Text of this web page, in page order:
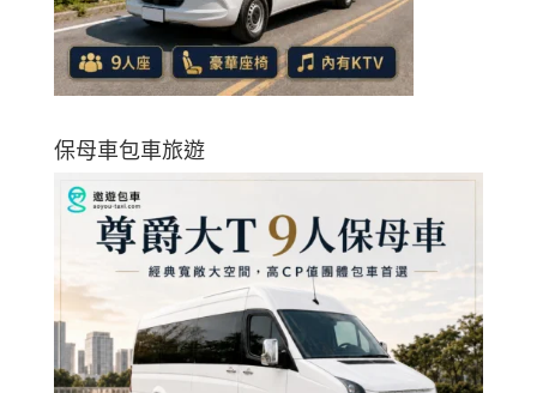
保母車包車旅遊